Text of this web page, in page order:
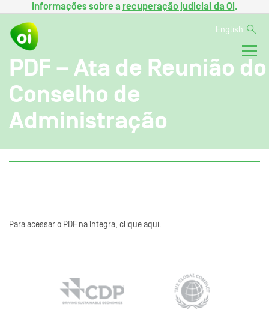
Informações sobre a recuperação judicial da Oi.
English
PDF – Ata de Reunião do
Conselho de
Administração
Para acessar o PDF na íntegra, clique aqui.